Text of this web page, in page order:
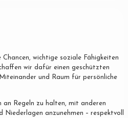
wichtige soziale Fähigkeiten
wir dafür einen geschützten
und Raum für persönliche
an Regeln zu halten, mit anderen
anzunehmen – respektvoll